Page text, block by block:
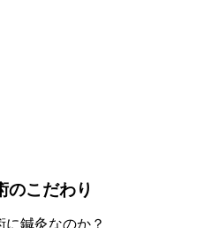
のこだわり